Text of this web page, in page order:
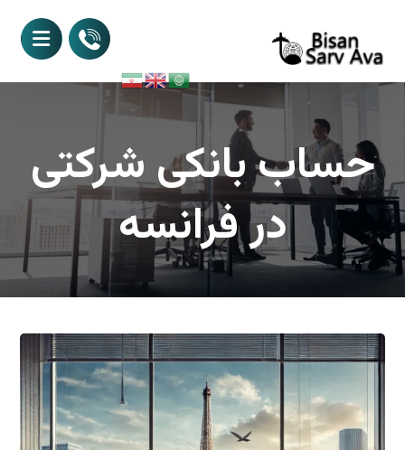
حساب بانکی شرکتی
در فرانسه